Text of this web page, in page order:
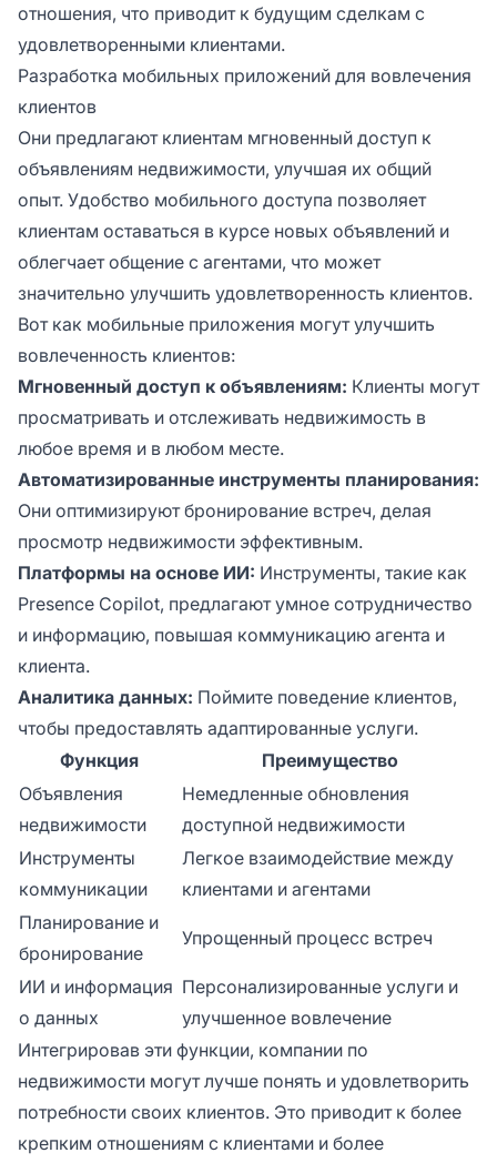
отношения, что приводит к будущим сделкам с
удовлетворенными клиентами.
Разработка мобильных приложений для вовлечения
клиентов
Они предлагают клиентам мгновенный доступ к
объявлениям недвижимости, улучшая их общий
опыт. Удобство мобильного доступа позволяет
клиентам оставаться в курсе новых объявлений и
облегчает общение с агентами, что может
значительно улучшить удовлетворенность клиентов.
Вот как мобильные приложения могут улучшить
вовлеченность клиентов:
Мгновенный доступ к объявлениям: Клиенты могут
просматривать и отслеживать недвижимость в
любое время и в любом месте.
Автоматизированные инструменты планирования:
Они оптимизируют бронирование встреч, делая
просмотр недвижимости эффективным.
Платформы на основе ИИ: Инструменты, такие как
Presence Copilot, предлагают умное сотрудничество
и информацию, повышая коммуникацию агента и
клиента.
Аналитика данных: Поймите поведение клиентов,
чтобы предоставлять адаптированные услуги.
Функция
Преимущество
Объявления
недвижимости
Немедленные обновления
доступной недвижимости
Инструменты
коммуникации
Легкое взаимодействие между
клиентами и агентами
Планирование и
бронирование
Упрощенный процесс встреч
ИИ и информация
о данных
Персонализированные услуги и
улучшенное вовлечение
Интегрировав эти функции, компании по
недвижимости могут лучше понять и удовлетворить
потребности своих клиентов. Это приводит к более
крепким отношениям с клиентами и более